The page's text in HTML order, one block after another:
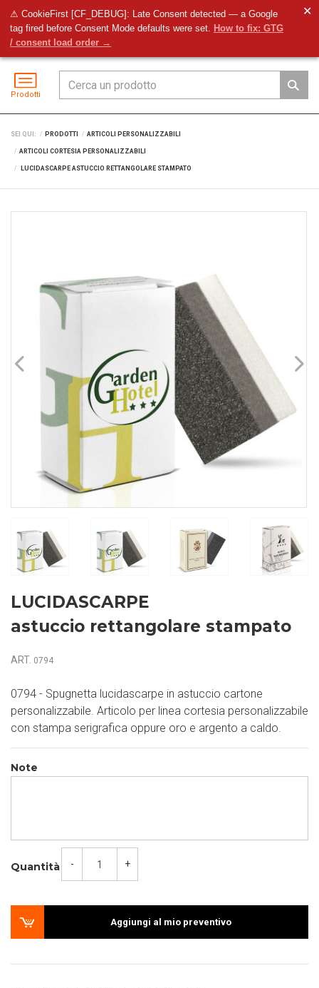
⚠ CookieFirst [CF_DEBUG]: Late Consent detected — a Google
tag fired before Consent Mode defaults were set. How to fix: GTG
/ consent load order →
✕
Prodotti
SEI QUI: PRODOTTI ARTICOLI PERSONALIZZABILI
ARTICOLI CORTESIA PERSONALIZZABILI
LUCIDASCARPE ASTUCCIO RETTANGOLARE STAMPATO
LUCIDASCARPE
astuccio rettangolare stampato
ART. 0794
0794 - Spugnetta lucidascarpe in astuccio cartone
personalizzabile. Articolo per linea cortesia personalizzabile
con stampa serigrafica oppure oro e argento a caldo.
Note
Quantità - +
Aggiungi al mio preventivo